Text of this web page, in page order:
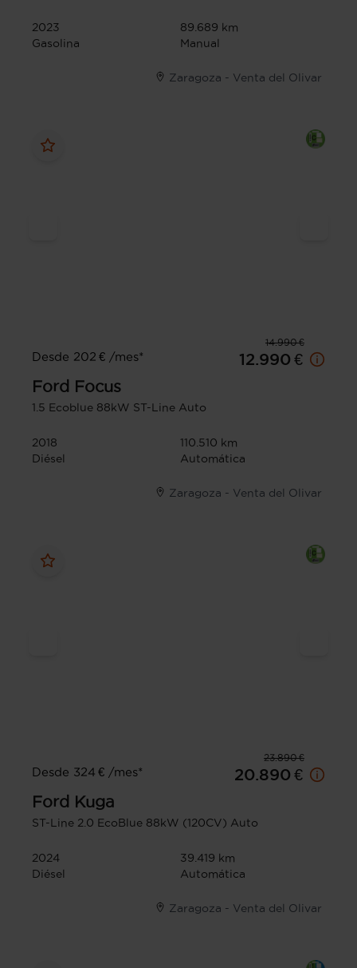
2023
89.689 km
Gasolina
Manual
Zaragoza - Venta del Olivar
14.990 €
Desde 202 € /mes*
12.990 €
Ford Focus
1.5 Ecoblue 88kW ST-Line Auto
2018
110.510 km
Diésel
Automática
Zaragoza - Venta del Olivar
23.890 €
Desde 324 € /mes*
20.890 €
Ford Kuga
ST-Line 2.0 EcoBlue 88kW (120CV) Auto
2024
39.419 km
Diésel
Automática
Zaragoza - Venta del Olivar